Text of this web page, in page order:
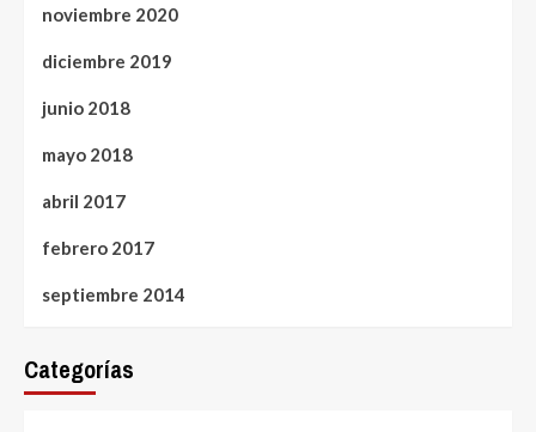
noviembre 2020
diciembre 2019
junio 2018
mayo 2018
abril 2017
febrero 2017
septiembre 2014
Categorías